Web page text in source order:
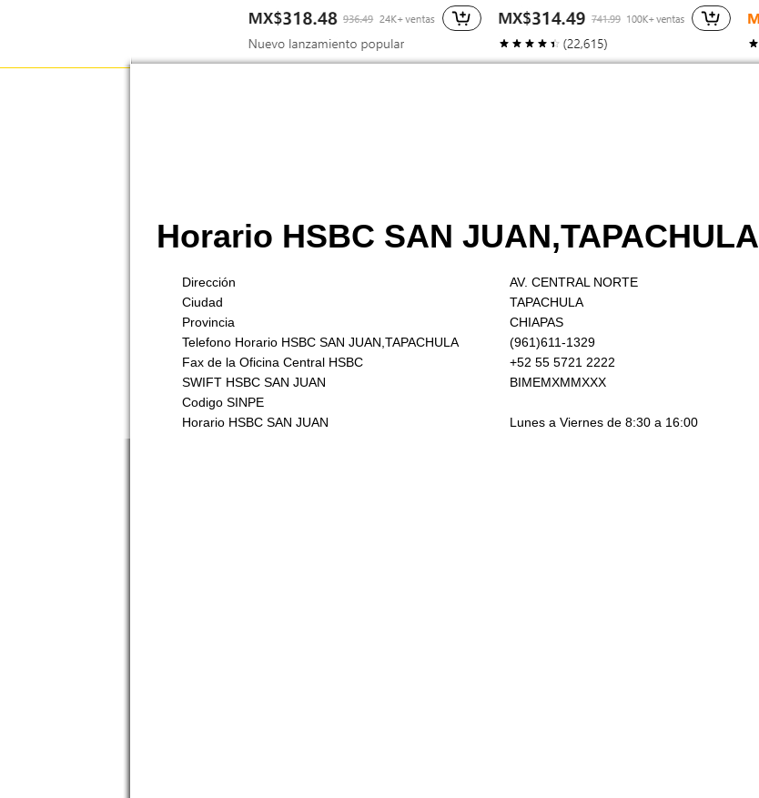
Horario HSBC SAN JUAN,TAPACHULA
Dirección
AV. CENTRAL NORTE
Ciudad
TAPACHULA
Provincia
CHIAPAS
Telefono Horario HSBC SAN JUAN,TAPACHULA
(961)611-1329
Fax de la Oficina Central HSBC
+52 55 5721 2222
SWIFT HSBC SAN JUAN
BIMEMXMMXXX
Codigo SINPE
Horario HSBC SAN JUAN
Lunes a Viernes de 8:30 a 16:00